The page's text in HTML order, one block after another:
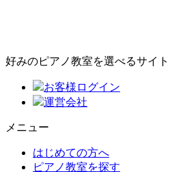
好みのピアノ教室を選べるサイト
お客様ログイン
運営会社
メニュー
はじめての方へ
ピアノ教室を探す